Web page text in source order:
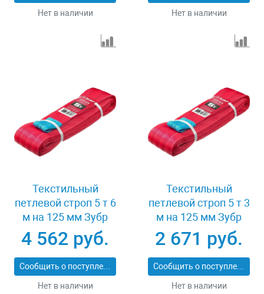
Нет в наличии Нет в наличии
Текстильный
петлевой строп 5 т 6
м на 125 мм Зубр
43555-5-6
4 562 руб.
Сообщить о поступлении
Нет в наличии
Текстильный
петлевой строп 5 т 3
м на 125 мм Зубр
43555-5-3
2 671 руб.
Сообщить о поступлении
Нет в наличии